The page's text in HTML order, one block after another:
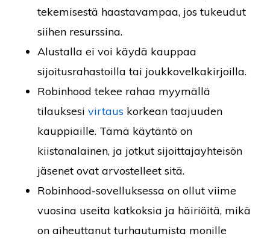
tekemisestä haastavampaa, jos tukeudut
siihen resurssina.
Alustalla ei voi käydä kauppaa
sijoitusrahastoilla tai joukkovelkakirjoilla.
Robinhood tekee rahaa myymällä
tilauksesivirtaus korkean taajuuden
kauppiaille. Tämä käytäntö on
kiistanalainen, ja jotkut sijoittajayhteisön
jäsenet ovat arvostelleet sitä.
Robinhood-sovelluksessa on ollut viime
vuosina useita katkoksia ja häiriöitä, mikä
on aiheuttanut turhautumista monille